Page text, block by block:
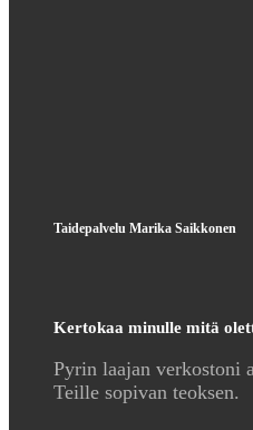
Taidepalvelu Marika Saikkonen
Kertokaa minulle mitä
Pyrin laajan verkostoni
Teille sopivan teoksen.